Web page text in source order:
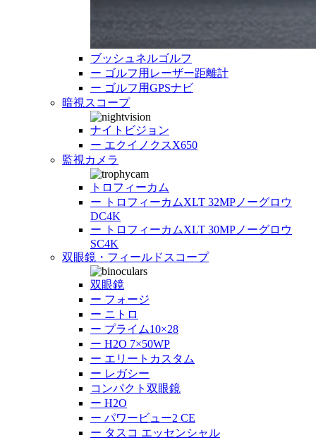
ブッシュネルゴルフ
ー ゴルフ用レーザー距離計
ー ゴルフ用GPSナビ
暗視スコープ
ナイトビジョン
ー エクイノクスX650
監視カメラ
トロフィーカム
ー トロフィーカムXLT 32MPノーグロウ
DC4K
ー トロフィーカムXLT 30MPノーグロウ
SC4K
双眼鏡・フィールドスコープ
双眼鏡
ー フォージ
ー ニトロ
ー プライム10×28
ー H2O 7×50WP
ー エリートカスタム
ー レガシー
コンパクト双眼鏡
ー H2O
ー パワービュー2 CE
ー タスコ エッセンシャル